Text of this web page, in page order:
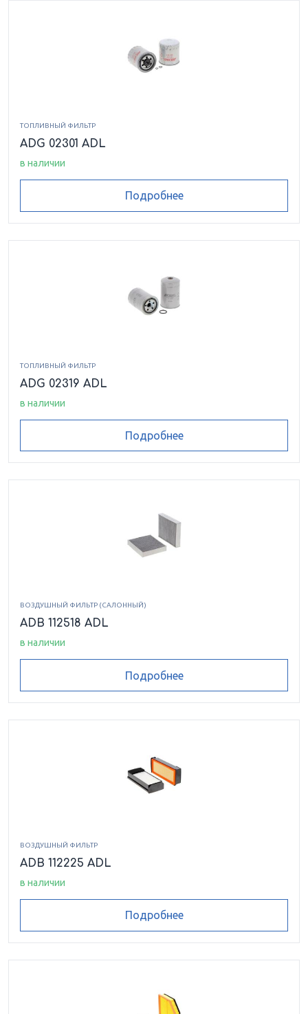
ТОПЛИВНЫЙ ФИЛЬТР
ADG 02301 ADL
в наличии
Подробнее
ТОПЛИВНЫЙ ФИЛЬТР
ADG 02319 ADL
в наличии
Подробнее
ВОЗДУШНЫЙ ФИЛЬТР (САЛОННЫЙ)
ADB 112518 ADL
в наличии
Подробнее
ВОЗДУШНЫЙ ФИЛЬТР
ADB 112225 ADL
в наличии
Подробнее